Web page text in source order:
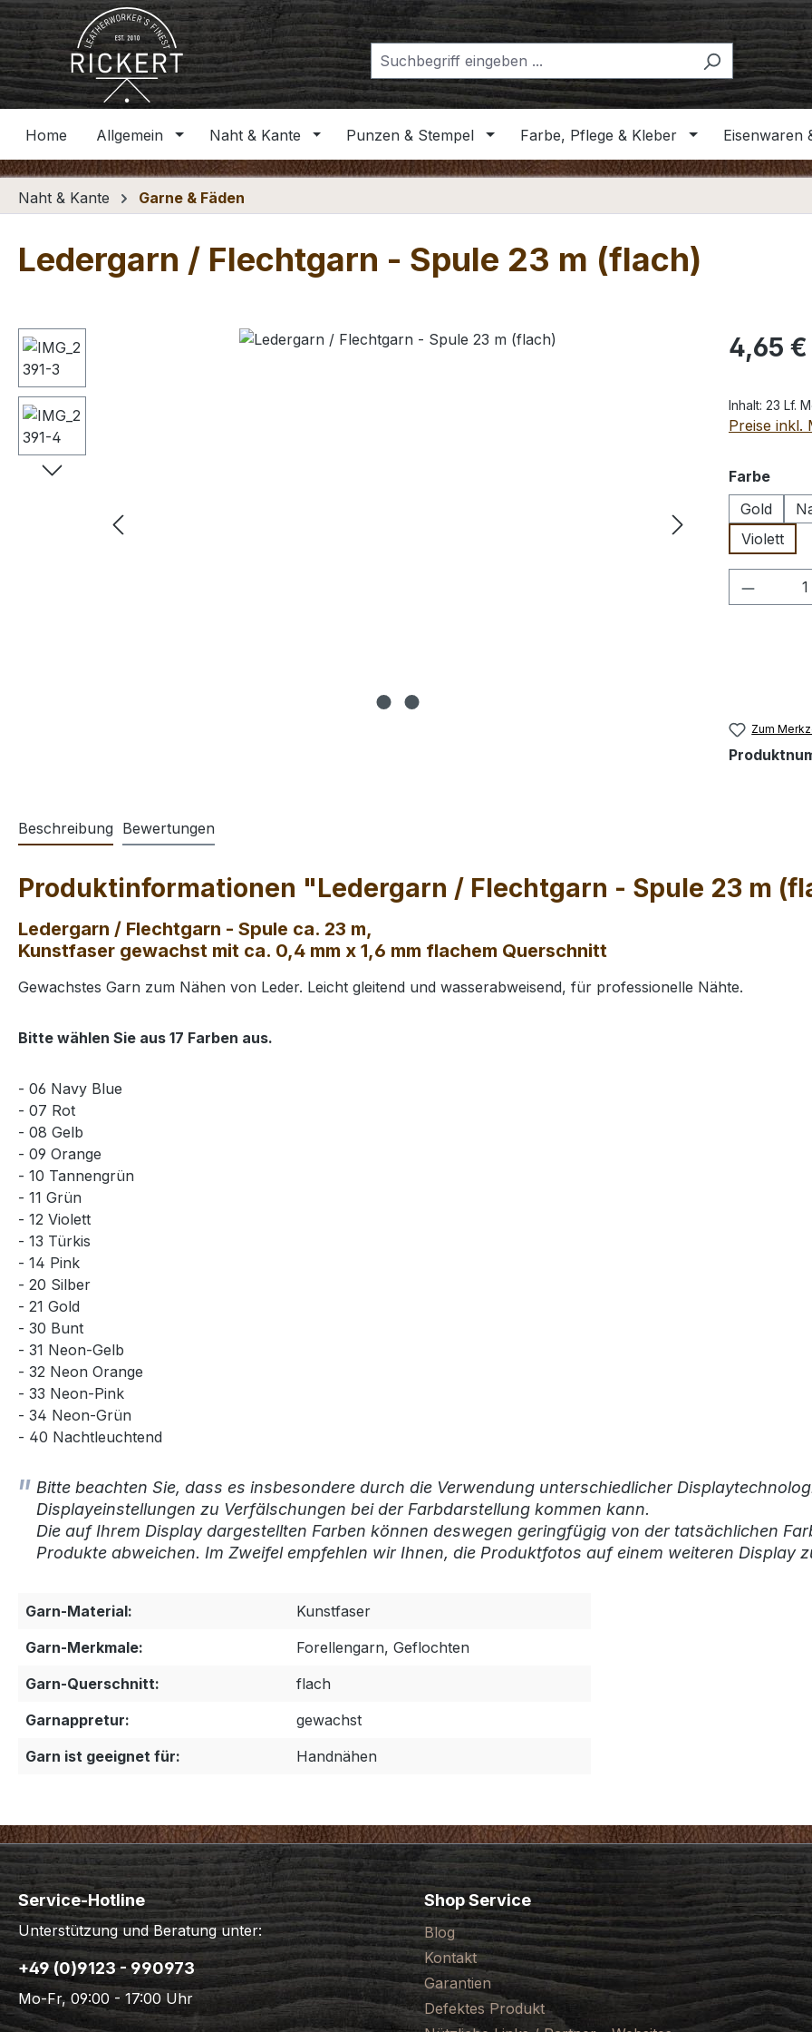
Hauptinhalt springen
Zur Suche springen
Zur Hauptnavigation springen
Home Allgemein Naht & Kante Punzen & Stempel Farbe, Pflege & Kleber Eisenwaren
Naht & Kante Garne & Fäden
Ledergarn / Flechtgarn - Spule 23 m (flach)
Bildergalerie überspringen Regulärer
4,65 €
Inhalt: 23 Lf.
Preise inkl.
Farbe
Gold
Violett
Zum
Beschreibung Bewertungen
Produktinformationen "Ledergarn / Flechtgarn - Spule 23 m
Ledergarn / Flechtgarn - Spule ca. 23 m,
Kunstfaser gewachst mit ca. 0,4 mm x 1,6 mm flachem Querschnitt
Gewachstes Garn zum Nähen von Leder. Leicht gleitend und wasserabweisend, für professionelle Nähte.
Bitte wählen Sie aus 17 Farben aus.
- 06 Navy Blue
- 07 Rot
- 08 Gelb
- 09 Orange
- 10 Tannengrün
- 11 Grün
- 12 Violett
- 13 Türkis
- 14 Pink
- 20 Silber
- 21 Gold
- 30 Bunt
- 31 Neon-Gelb
- 32 Neon Orange
- 33 Neon-Pink
- 34 Neon-Grün
- 40 Nachtleuchtend
Bitte beachten Sie, dass es insbesondere durch die Verwendung unterschiedlicher
Displayeinstellungen zu Verfälschungen bei der Farbdarstellung kommen kann.
Die auf Ihrem Display dargestellten Farben können deswegen geringfügig von der tatsächlichen
Produkte abweichen. Im Zweifel empfehlen wir Ihnen, die Produktfotos auf einem weiteren Display
Garn-Material:
Kunstfaser
Garn-Merkmale:
Forellengarn, Geflochten
Garn-Querschnitt:
flach
Garnappretur:
gewachst
Garn ist geeignet für:
Handnähen
Service-Hotline
Unterstützung und Beratung unter:
+49 (0)9123 - 990973
Mo-Fr, 09:00 - 17:00 Uhr
Shop Service
Blog
Kontakt
Garantien
Defektes Produkt